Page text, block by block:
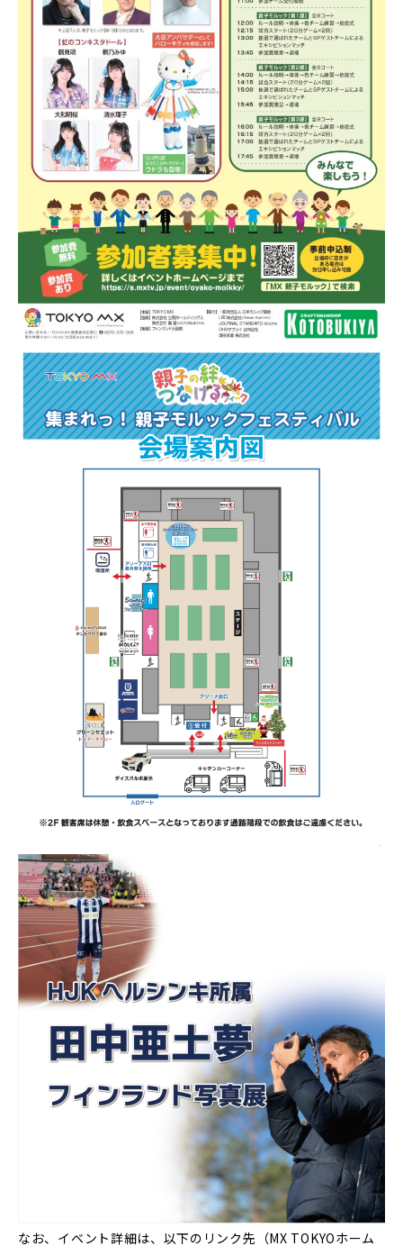
なお、イベント詳細は、以下のリンク先（MX TOKYOホーム